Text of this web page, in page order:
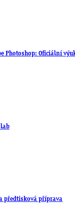
Photoshop: Oficiální
předtisková příprava